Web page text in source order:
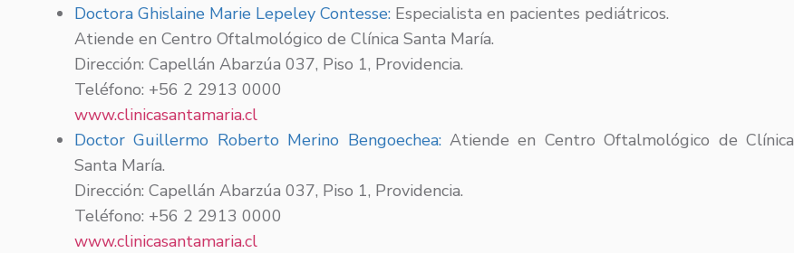
Doctora Ghislaine Marie Lepeley Contesse: Especialista en pacientes pediátricos.
Atiende en Centro Oftalmológico de Clínica Santa María.
Dirección: Capellán Abarzúa 037, Piso 1, Providencia.
Teléfono: +56 2 2913 0000
www.clinicasantamaria.cl
Doctor Guillermo Roberto Merino Bengoechea:Atiende en Centro Oftalmológico de Clínica
Santa María.
Dirección: Capellán Abarzúa 037, Piso 1, Providencia.
Teléfono: +56 2 2913 0000
www.clinicasantamaria.cl